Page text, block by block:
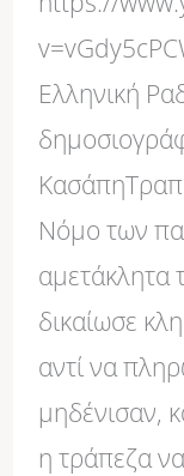
Ελληνική
Νόμο των
αμετάκλητα
δικαίωσε
αντί να
μηδένισαν,
η τράπεζα
13.000€